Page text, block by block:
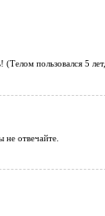
пользовался 5
отвечайте.